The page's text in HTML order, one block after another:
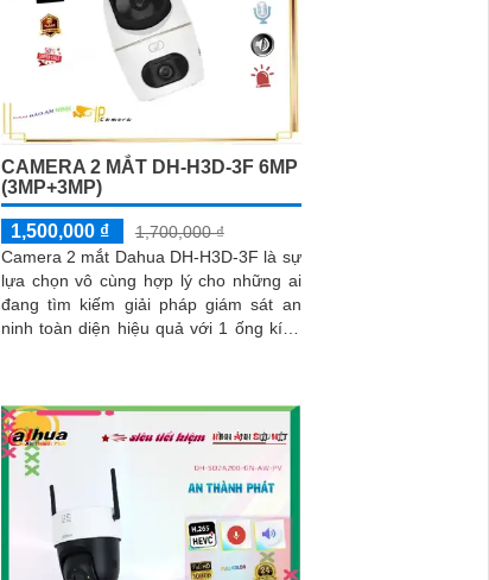
CAMERA 2 MẮT DH-H3D-3F 6MP
(3MP+3MP)
1,500,000 ₫
1,700,000 ₫
Camera 2 mắt Dahua DH-H3D-3F là sự
lựa chọn vô cùng hợp lý cho những ai
đang tìm kiếm giải pháp giám sát an
ninh toàn diện hiệu quả với 1 ống kính
màu, tích hợp mic và loa đàm thoại 2
chiều, khả năng phát hiện phân biệt
người vật độ chính xác cao